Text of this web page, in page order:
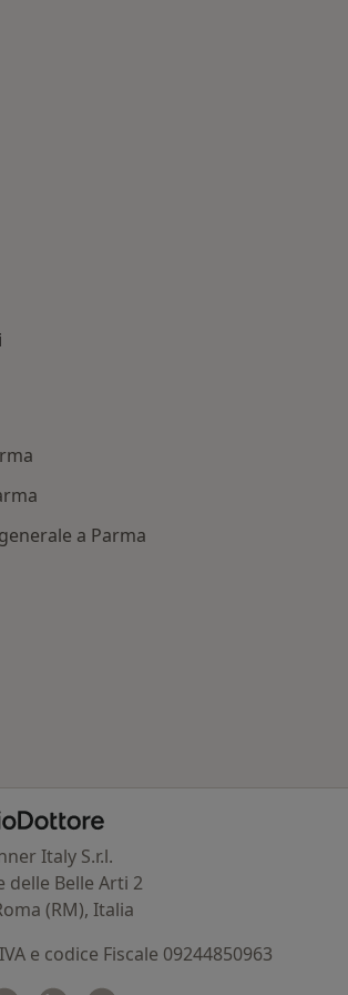
a Parma
- Homepage
Italy S.r.l.
delle Belle Arti 2
(RM), Italia
e codice Fiscale 09244850963